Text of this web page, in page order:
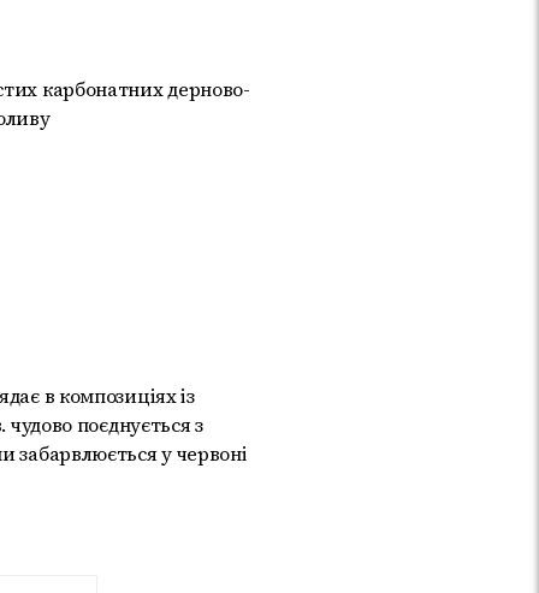
карбонатних дерново-
в композиціях із
чудово поєднується з
забарвлюється у червоні